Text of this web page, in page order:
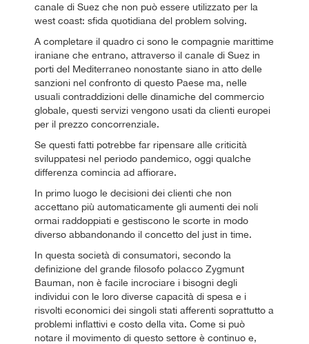
canale di Suez che non può essere utilizzato per la
west coast: sfida quotidiana del problem solving.
A completare il quadro ci sono le compagnie marittime
iraniane che entrano, attraverso il canale di Suez in
porti del Mediterraneo nonostante siano in atto delle
sanzioni nel confronto di questo Paese ma, nelle
usuali contraddizioni delle dinamiche del commercio
globale, questi servizi vengono usati da clienti europei
per il prezzo concorrenziale.
Se questi fatti potrebbe far ripensare alle criticità
sviluppatesi nel periodo pandemico, oggi qualche
differenza comincia ad affiorare.
In primo luogo le decisioni dei clienti che non
accettano più automaticamente gli aumenti dei noli
ormai raddoppiati e gestiscono le scorte in modo
diverso abbandonando il concetto del just in time.
In questa società di consumatori, secondo la
definizione del grande filosofo polacco Zygmunt
Bauman, non è facile incrociare i bisogni degli
individui con le loro diverse capacità di spesa e i
risvolti economici dei singoli stati afferenti soprattutto a
problemi inflattivi e costo della vita. Come si può
notare il movimento di questo settore è continuo e,